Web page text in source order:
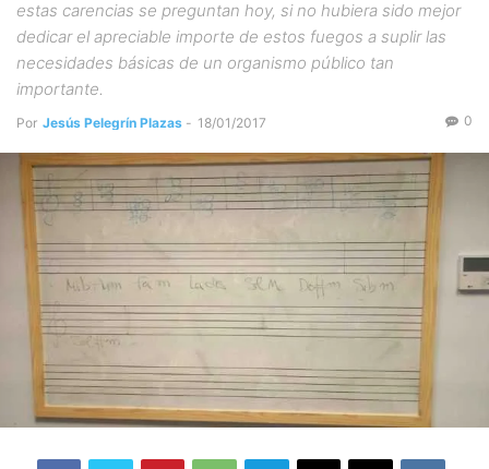
estas carencias se preguntan hoy, si no hubiera sido mejor
dedicar el apreciable importe de estos fuegos a suplir las
necesidades básicas de un organismo público tan
importante.
Por Jesús Pelegrín Plazas - 18/01/2017 0